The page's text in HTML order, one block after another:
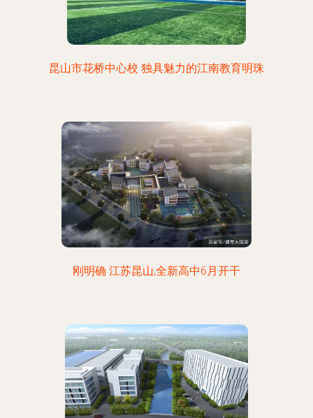
昆山市花桥中心校 独具魅力的江南教育明珠
刚明确 江苏昆山,全新高中6月开干